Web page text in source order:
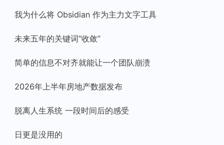
我为什么将 Obsidian 作为主力文字工具
未来五年的关键词“收敛”
简单的信息不对齐就能让一个团队崩溃
2026年上半年房地产数据发布
脱离人生系统 一段时间后的感受
日更是没用的